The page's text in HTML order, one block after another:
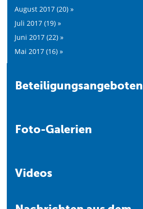
August 2017 (20) »
Juli 2017 (19) »
Juni 2017 (22) »
Mai 2017 (16) »
Beteiligungsangeboten
Foto-Galerien
Videos